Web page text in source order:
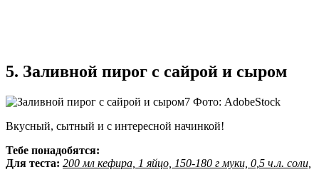
5. Заливной пирог с сайрой и сыром
Фото: AdobeStock
Вкусный, сытный и с интересной начинкой!
Тебе понадобятся:
Для теста: 200 мл кефира, 1 яйцо, 150-180 г муки, 0,5 ч.л. соли,